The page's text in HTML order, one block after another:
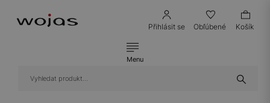
Přihlásit se Obľúbené Košík
Menu